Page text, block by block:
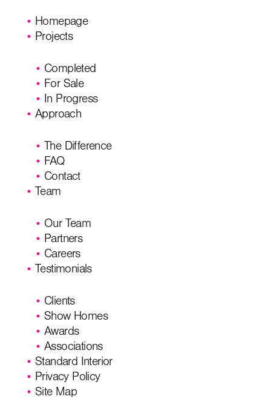
Homepage
Projects
Completed
For Sale
In Progress
Approach
The Difference
FAQ
Contact
Team
Our Team
Partners
Careers
Testimonials
Clients
Show Homes
Awards
Associations
Standard Interior
Privacy Policy
Site Map